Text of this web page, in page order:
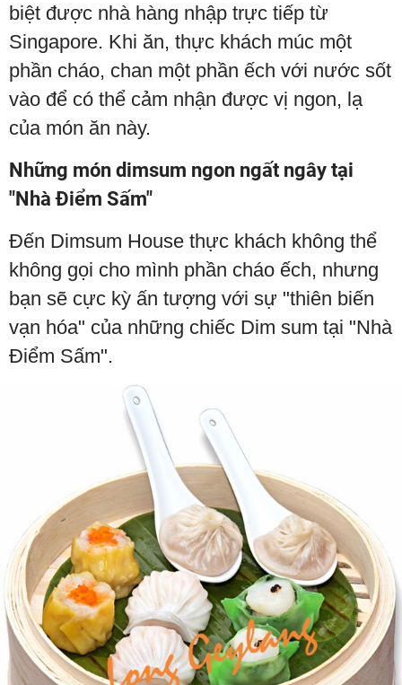
biệt được nhà hàng nhập trực tiếp từ
Singapore. Khi ăn, thực khách múc một
phần cháo, chan một phần ếch với nước sốt
vào để có thể cảm nhận được vị ngon, lạ
của món ăn này.
Những món dimsum ngon ngất ngây tại
"Nhà Điểm Sấm"
Đến Dimsum House thực khách không thể
không gọi cho mình phần cháo ếch, nhưng
bạn sẽ cực kỳ ấn tượng với sự "thiên biến
vạn hóa" của những chiếc Dim sum tại "Nhà
Điểm Sấm".